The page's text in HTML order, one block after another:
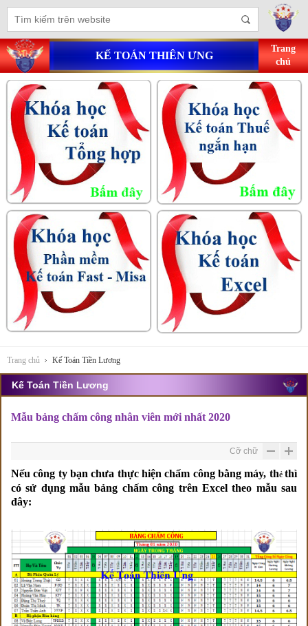
KẾ TOÁN THIÊN ƯNG
Trang
chủ
Trang chủ Kế Toán Tiền Lương
Kế Toán Tiền Lương
Mẫu bảng chấm công nhân viên mới nhất 2020
Cỡ chữ
Nếu công ty bạn chưa thực hiện chấm công bằng máy, thẻthì
có sử dụng mẫu bảng chấm công trên Excel theo mẫu sau
đây: